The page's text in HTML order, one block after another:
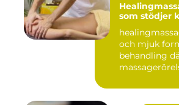
Healingmassage
som stödjer
och mjuk
behandling